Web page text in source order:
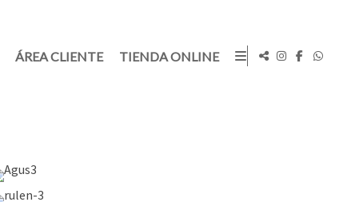
ÁREA CLIENTE TIENDA ONLINE